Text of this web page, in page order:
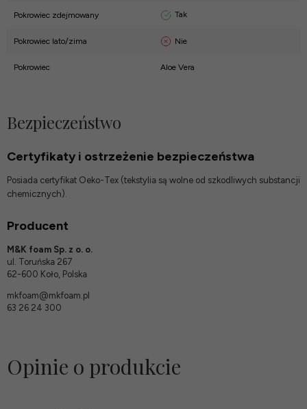
Pokrowiec zdejmowany Tak
Pokrowiec lato/zima Nie
Pokrowiec Aloe Vera
Bezpieczeństwo
Certyfikaty i ostrzeżenie bezpieczeństwa
Posiada certyfikat Oeko-Tex (tekstylia są wolne od szkodliwych substancji
chemicznych).
Producent
M&K foam Sp. z o. o.
ul. Toruńska 267
62-600 Koło, Polska
mkfoam@mkfoam.pl
63 26 24 300
Opinie o produkcie